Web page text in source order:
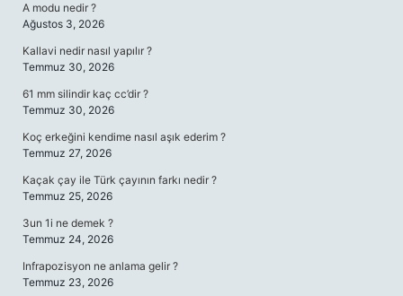
A modu nedir ?
Ağustos 3, 2026
Kallavi nedir nasıl yapılır ?
Temmuz 30, 2026
61 mm silindir kaç cc’dir ?
Temmuz 30, 2026
Koç erkeğini kendime nasıl aşık ederim ?
Temmuz 27, 2026
Kaçak çay ile Türk çayının farkı nedir ?
Temmuz 25, 2026
3un 1i ne demek ?
Temmuz 24, 2026
Infrapozisyon ne anlama gelir ?
Temmuz 23, 2026